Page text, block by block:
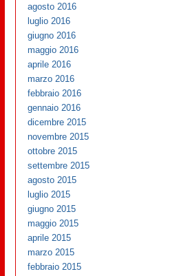
agosto 2016
luglio 2016
giugno 2016
maggio 2016
aprile 2016
marzo 2016
febbraio 2016
gennaio 2016
dicembre 2015
novembre 2015
ottobre 2015
settembre 2015
agosto 2015
luglio 2015
giugno 2015
maggio 2015
aprile 2015
marzo 2015
febbraio 2015